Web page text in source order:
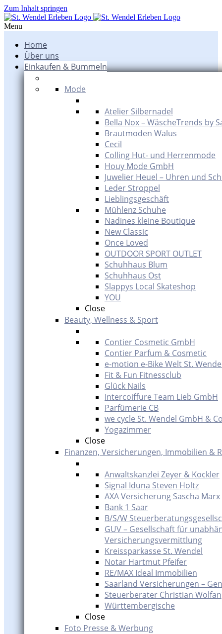
Zum Inhalt springen
Menu
Home
Über uns
Einkaufen & Bummeln
Mode
Atelier Silbernadel
Bella Nox – WäscheTrends by
Brautmoden Walus
Cecil
Colling Hut- und Herrenmode
Houy Mode GmbH
Juwelier Heuel – Uhren und
Leder Stroppel
Lieblingsgeschäft
Mühlenz Schuhe
Nadines kleine Boutique
New Classic
Once Loved
OUTDOOR SPORT OUTLET
Schuhhaus Blum
Schuhhaus Ost
Slappys Local Skateshop
YOU
Close
Beauty, Wellness & Sport
Contier Cosmetic GmbH
Contier Parfum & Cosmetic
e-motion e-Bike Welt St.
Fit & Fun Fitnessclub
Glück Nails
Intercoiffure Team Lieb GmbH
Parfümerie CB
we cycle St. Wendel GmbH &
Yogazimmer
Close
Finanzen, Versicherungen, Immobilien &
Anwaltskanzlei Zeyer & Kockler
Signal Iduna Steven Holtz
AXA Versicherung Sascha Marx
Bank 1 Saar
B/S/W
GUV – Gesellschaft für
Versicherungsvermittlung
Kreissparkasse St. Wendel
Notar Hartmut Pfeifer
RE/MAX Ideal Immobilien
Saarland Versicherungen –
Steuerberater Christian
Württembergische
Close
Foto Presse & Werbung